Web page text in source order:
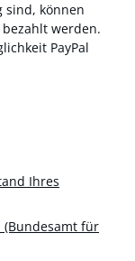
sind, können
werden.
PayPal
Ihres
(Bundesamt für